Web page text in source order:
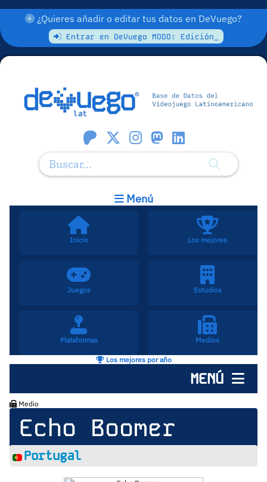
¿Quieres añadir o editar tus datos en DeVuego?
Entrar en DeVuego MODO: Edición_
Menú
Inicio Los mejores
Juegos Estudios
Plataformas Medios
Los mejores por año
MENÚ
Medio
Echo Boomer
Portugal